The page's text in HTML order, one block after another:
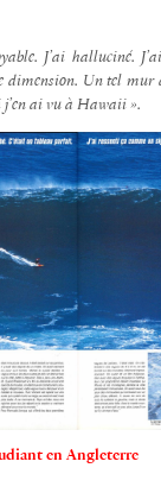
J’ai halluciné.
dimension. Un tel mur
j’en ai vu à Hawaii ».
en Angleterre